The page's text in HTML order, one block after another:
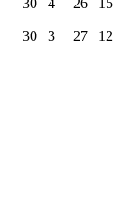
30 4 26 15
30 3 27 12